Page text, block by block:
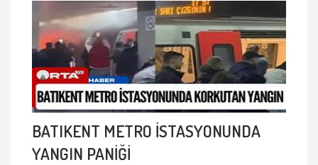
BATIKENT METRO İSTASYONUNDA
YANGIN PANİĞİ